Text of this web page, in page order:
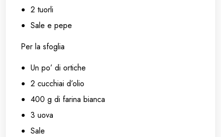
2 tuorli
Sale e pepe
Per la sfoglia
Un po’ di ortiche
2 cucchiai d’olio
400 g di farina bianca
3 uova
Sale